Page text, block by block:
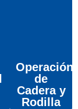
Operación
de
Cadera y
Rodilla